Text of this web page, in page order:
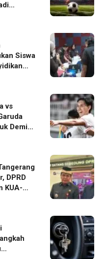
2026
Siswa
vs
Demi
AFF
DPRD
KUA-